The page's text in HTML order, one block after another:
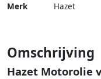
Merk Hazet
Omschrijving
Hazet Motorolie